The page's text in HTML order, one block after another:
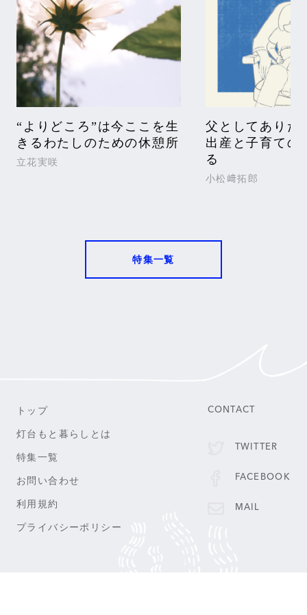
“よりどころ”は今ここを生
きるわたしのための休憩所
立花実咲
父としてありた
出産と子育ての
る
小松﨑拓郎
特集一覧
トップ
灯台もと暮らしとは
特集一覧
お問い合わせ
利用規約
プライバシーポリシー
CONTACT
TWITTER
FACEBOOK
MAIL